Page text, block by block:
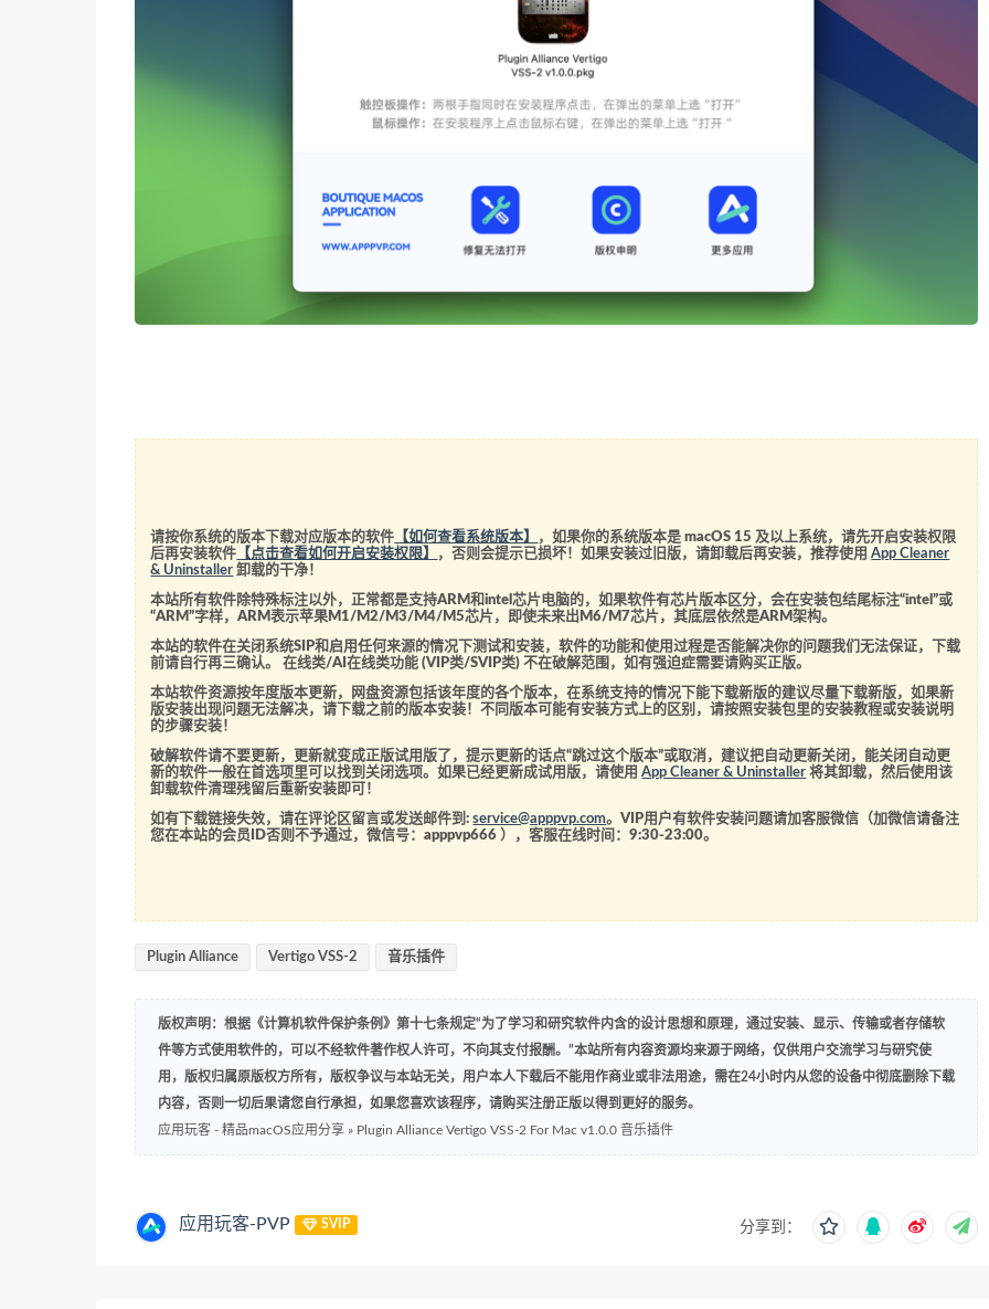
请按你系统的版本下载对应版本的软件 【如何查看系统版本】
，如果你的系统版本是 macOS 15 及以上系统，请先开启安装权限
后再安装软件 【点击查看如何开启安装权限】 ，否则会提示已损坏！如果安装过旧版，请卸载后再安装，推荐使用App Cleaner
& Uninstaller 卸载的干净！
本站所有软件除特殊标注以外，正常都是支持ARM和intel芯片电脑的，如果软件有芯片版本区分，会在安装包结尾标注“intel”或
“ARM”字样，ARM表示苹果M1/M2/M3/M4/M5芯片，即使未来出M6/M7芯片，其底层依然是ARM架构。
本站的软件在关闭系统SIP和启用任何来源的情况下测试和安装，软件的功能和使用过程是否能解决你的问题我们无法保证，下载
前请自行再三确认。 在线类/AI在线类功能 (VIP类/SVIP类) 不在破解范围，如有强迫症需要请购买正版。
本站软件资源按年度版本更新，网盘资源包括该年度的各个版本，在系统支持的情况下能下载新版的建议尽量下载新版，如果新
版安装出现问题无法解决，请下载之前的版本安装！不同版本可能有安装方式上的区别，请按照安装包里的安装教程或安装说明
的步骤安装！
破解软件请不要更新，更新就变成正版试用版了，提示更新的话点“跳过这个版本”或取消，建议把自动更新关闭，能关闭自动更
新的软件一般在首选项里可以找到关闭选项。如果已经更新成试用版，请使用App Cleaner & Uninstaller 将其卸载，然后使用该
卸载软件清理残留后重新安装即可！
如有下载链接失效，请在评论区留言或发送邮件到:service@apppvp.com。VIP用户有软件安装问题请加客服微信（加微信请备注
您在本站的会员ID否则不予通过，微信号：apppvp666 ），客服在线时间：9:30-23:00。
Plugin Alliance Vertigo VSS-2 音乐插件
版权声明：根据《计算机软件保护条例》第十七条规定“为了学习和研究软件内含的设计思想和原理，通过安装、显示、传输或者存储软
件等方式使用软件的，可以不经软件著作权人许可，不向其支付报酬。”本站所有内容资源均来源于网络，仅供用户交流学习与研究使
用，版权归属原版权方所有，版权争议与本站无关，用户本人下载后不能用作商业或非法用途，需在24小时内从您的设备中彻底删除下载
内容，否则一切后果请您自行承担，如果您喜欢该程序，请购买注册正版以得到更好的服务。
应用玩客 - 精品macOS应用分享 » Plugin Alliance Vertigo VSS-2 For Mac v1.0.0 音乐插件
应用玩客-PVP SVIP 分享到：